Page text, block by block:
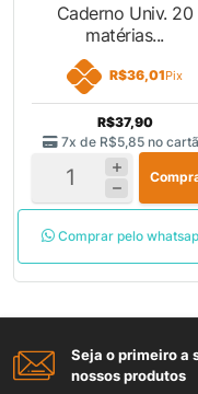
Caderno Univ. 20
matérias...
R$36,01Pix
R$37,90
7x de R$5,85 no
Comprar pelo
Seja o primeiro a
nossos produtos